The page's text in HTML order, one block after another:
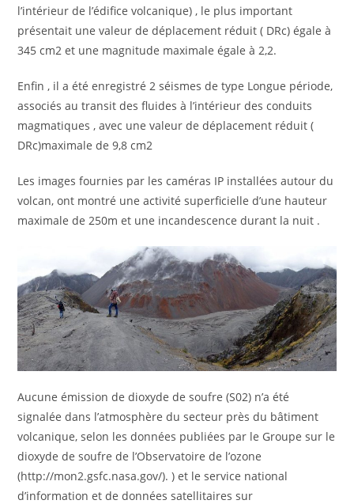
l’intérieur de l’édifice volcanique) , le plus important
présentait une valeur de déplacement réduit ( DRc) égale à
345 cm2 et une magnitude maximale égale à 2,2.
Enfin , il a été enregistré 2 séismes de type Longue période,
associés au transit des fluides à l’intérieur des conduits
magmatiques , avec une valeur de déplacement réduit (
DRc)maximale de 9,8 cm2
Les images fournies par les caméras IP installées autour du
volcan, ont montré une activité superficielle d’une hauteur
maximale de 250m et une incandescence durant la nuit .
Aucune émission de dioxyde de soufre (S02) n’a été
signalée dans l’atmosphère du secteur près du bâtiment
volcanique, selon les données publiées par le Groupe sur le
dioxyde de soufre de l’Observatoire de l’ozone
(http://mon2.gsfc.nasa.gov/). ) et le service national
d’information et de données satellitaires sur